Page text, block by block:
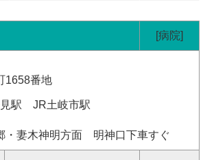
[病院]
1658番地
駅 JR土岐市駅
妻木神明方面 明神口下車すぐ